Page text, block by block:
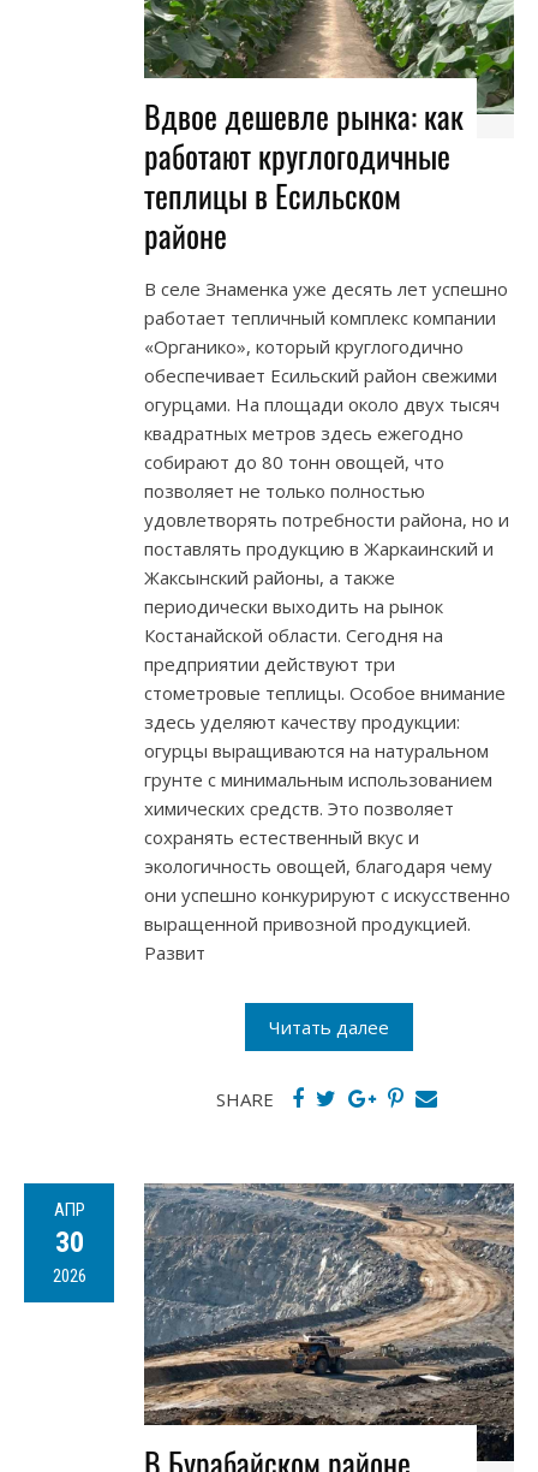
Вдвое дешевле рынка: как
работают круглогодичные
теплицы в Есильском
районе
В селе Знаменка уже десять лет успешно
работает тепличный комплекс компании
«Органико», который круглогодично
обеспечивает Есильский район свежими
огурцами. На площади около двух тысяч
квадратных метров здесь ежегодно
собирают до 80 тонн овощей, что
позволяет не только полностью
удовлетворять потребности района, но и
поставлять продукцию в Жаркаинский и
Жаксынский районы, а также
периодически выходить на рынок
Костанайской области. Сегодня на
предприятии действуют три
стометровые теплицы. Особое внимание
здесь уделяют качеству продукции:
огурцы выращиваются на натуральном
грунте с минимальным использованием
химических средств. Это позволяет
сохранять естественный вкус и
экологичность овощей, благодаря чему
они успешно конкурируют с искусственно
выращенной привозной продукцией.
Развит
Читать далее
SHARE
АПР
30
2026